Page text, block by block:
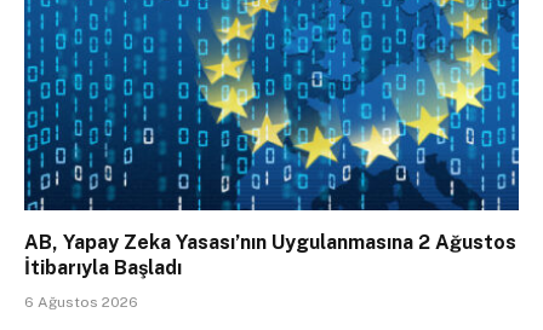
AB, Yapay Zeka Yasası’nın Uygulanmasına 2 Ağustos
İtibarıyla Başladı
6 Ağustos 2026